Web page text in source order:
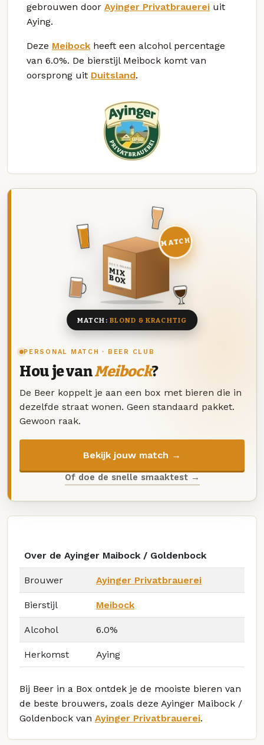
gebrouwen door Ayinger Privatbrauerei uit
Aying.
Deze Meibock heeft een alcohol percentage
van 6.0%. De bierstijl Meibock komt van
oorsprong uit Duitsland.
PERSONAL MATCH · BEER CLUB
Hou je vanMeibock?
De Beer koppelt je aan een box met bieren die in
dezelfde straat wonen. Geen standaard pakket.
Gewoon raak.
Bekijk jouw match →
Of doe de snelle smaaktest →
DEZE MAAND
MIX
BOX
8 BIEREN
MATCH
MATCH: BLOND & KRACHTIG
Over de Ayinger Maibock / Goldenbock
Brouwer Ayinger Privatbrauerei
Bierstijl Meibock
Alcohol 6.0%
Herkomst Aying
Bij Beer in a Box ontdek je de mooiste bieren van
de beste brouwers, zoals deze Ayinger Maibock /
Goldenbock van Ayinger Privatbrauerei.